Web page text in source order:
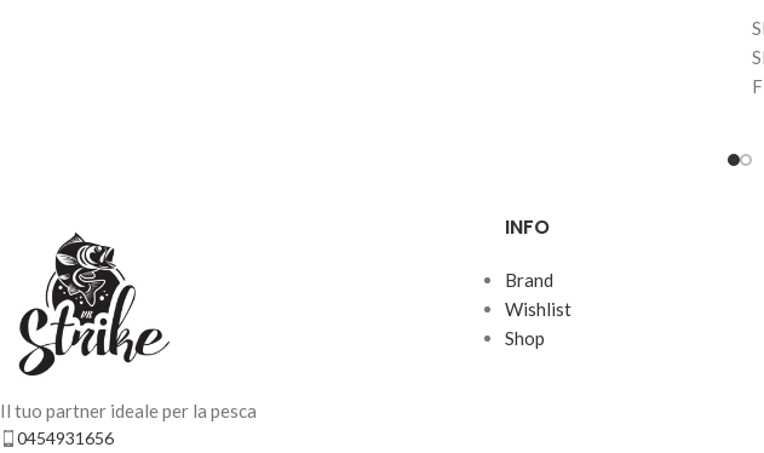
Il tuo partner ideale per la pesca
0454931656
INFO
Brand
Wishlist
Shop